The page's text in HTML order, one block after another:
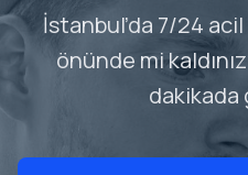
İstanbul’da 7/24
önünde mi
dakikada